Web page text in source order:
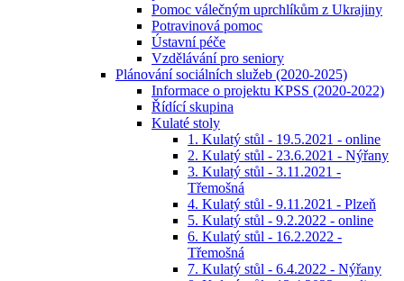
Pomoc válečným uprchlíkům z Ukrajiny
Potravinová pomoc
Ústavní péče
Vzdělávání pro seniory
Plánování sociálních služeb (2020-2025)
Informace o projektu KPSS (2020-2022)
Řídící skupina
Kulaté stoly
1. Kulatý stůl - 19.5.2021 - online
2. Kulatý stůl - 23.6.2021 - Nýřany
3. Kulatý stůl - 3.11.2021 -
Třemošná
4. Kulatý stůl - 9.11.2021 - Plzeň
5. Kulatý stůl - 9.2.2022 - online
6. Kulatý stůl - 16.2.2022 -
Třemošná
7. Kulatý stůl - 6.4.2022 - Nýřany